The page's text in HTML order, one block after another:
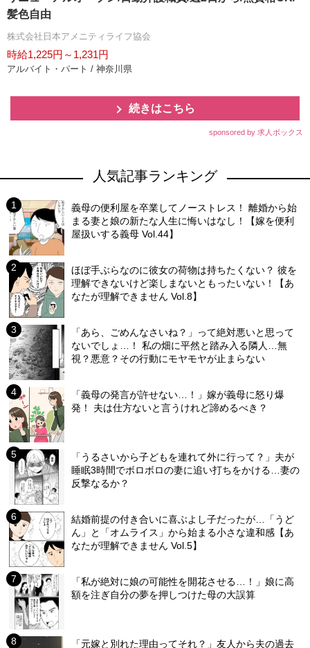
髪色自由
株式会社日本アメニティライフ協会
時給1,225円～1,231円
アルバイト・パート / 神奈川県
続きはこちら
sponsored by 求人ボックス
人気記事ランキング
義母の便利屋を卒業してノーストレス！ 離婚から始
まる妻と娘の新たな人生に悔いはなし！【嫁を便利
屋扱いする義母 Vol.44】
ほぼ手ぶらなのに彼女の荷物は持ちたくない？ 彼を
理解できないけど楽しまないともったいない！【あ
なたが理解できません Vol.8】
「あら、ごめんなさいね？」って絶対悪いと思って
ないでしょ…！ 私の畑に平然と踏み入る隣人…無
視？悪意？その行動にモヤモヤが止まらない
「義母の発言が許せない…！」嫁が義母に怒り爆
発！ 夫は仕方ないと言うけれど諦めるべき？
「うるさいから子どもを連れて外に行って？」夫が
睡眠3時間でボロボロの妻に追い打ちをかける…妻の
反撃なるか？
結婚前提の付き合いに喜ぶよし子だったが…「うど
ん」と「オムライス」から始まる小さな違和感【あ
なたが理解できません Vol.5】
「私が絶対に娘の可能性を開花させる…！」娘に高
額を注ぎ自分の夢を押しつけた母の大誤算
「元嫁と別れた理由ってそれ？」友人から夫の過去